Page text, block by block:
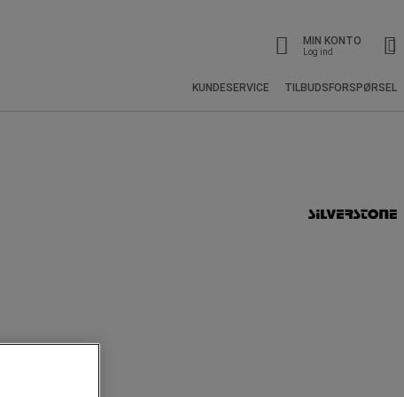
MIN KONTO
Log ind
KUNDESERVICE TILBUDSFORSPØRSEL